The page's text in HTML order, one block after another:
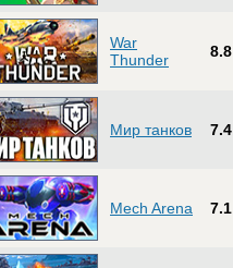
War
Thunder
8.8
Мир танков 7.4
Mech Arena 7.1